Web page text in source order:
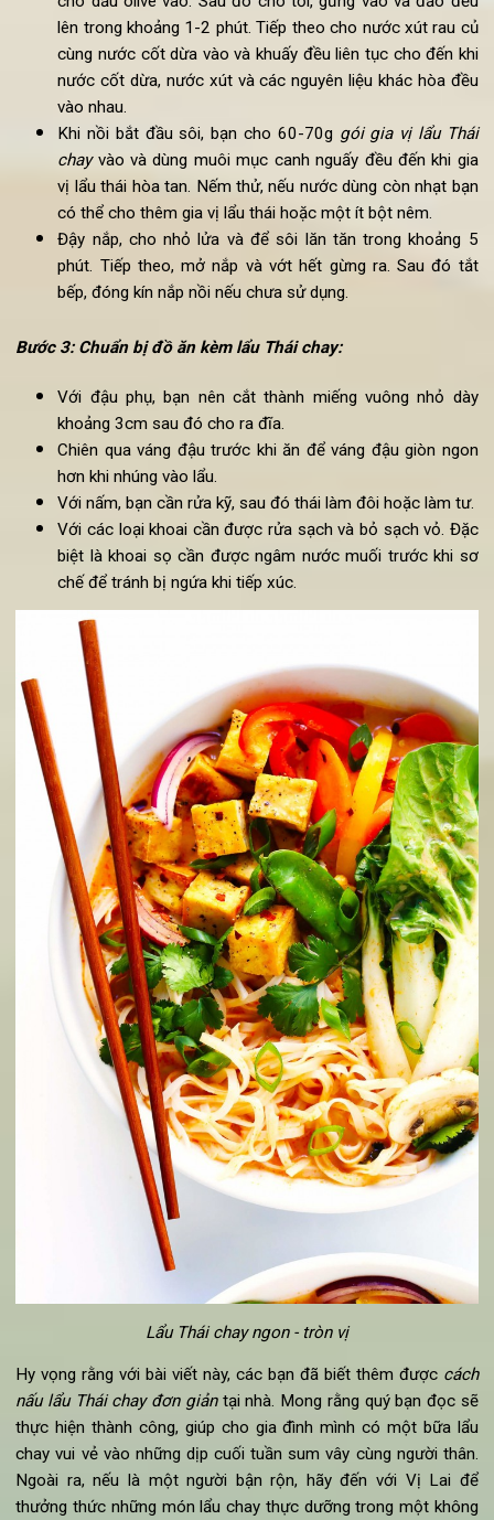
của cả nồi. Cuối cùng, vớt hết các nguyên liệu trong nồi
ngoài và bỏ đi, chỉ giữ lại nước xuýt để sử dụng.
Bước 2: Tiếp theo, chúng ta bắt đầu nấu nước dùng
món lẩu Thái chay:
Lấy một chiếc nồi đun có thể chứa được 1-2 lít nước
cho dầu olive vào. Sau đó cho tỏi, gừng vào và đảo
lên trong khoảng 1-2 phút. Tiếp theo cho nước xút rau
cùng nước cốt dừa vào và khuấy đều liên tục cho đến
nước cốt dừa, nước xút và các nguyên liệu khác hòa
Khi nồi bắt đầu sôi, bạn cho 60-70g
vị lẩu thái hòa tan. Nếm thử, nếu nước dùng còn nhạt
có thể cho thêm gia vị lẩu thái hoặc một ít bột nêm.
Đậy nắp, cho nhỏ lửa và để sôi lăn tăn trong khoảng
phút. Tiếp theo, mở nắp và vớt hết gừng ra. Sau đó
bếp, đóng kín nắp nồi nếu chưa sử dụng.
Bước 3:Chuẩn bị đồ ăn kèm lẩu Thái chay:
Với đậu phụ, bạn nên cắt thành miếng vuông nhỏ
khoảng 3cm sau đó cho ra đĩa.
Chiên qua váng đậu trước khi ăn để váng đậu giòn
hơn khi nhúng vào lẩu.
Với nấm, bạn cần rửa kỹ, sau đó thái làm đôi hoặc làm
Với các loại khoai cần được rửa sạch và bỏ sạch vỏ.
biệt là khoai sọ cần được ngâm nước muối trước khi
chế để tránh bị ngứa khi tiếp xúc.